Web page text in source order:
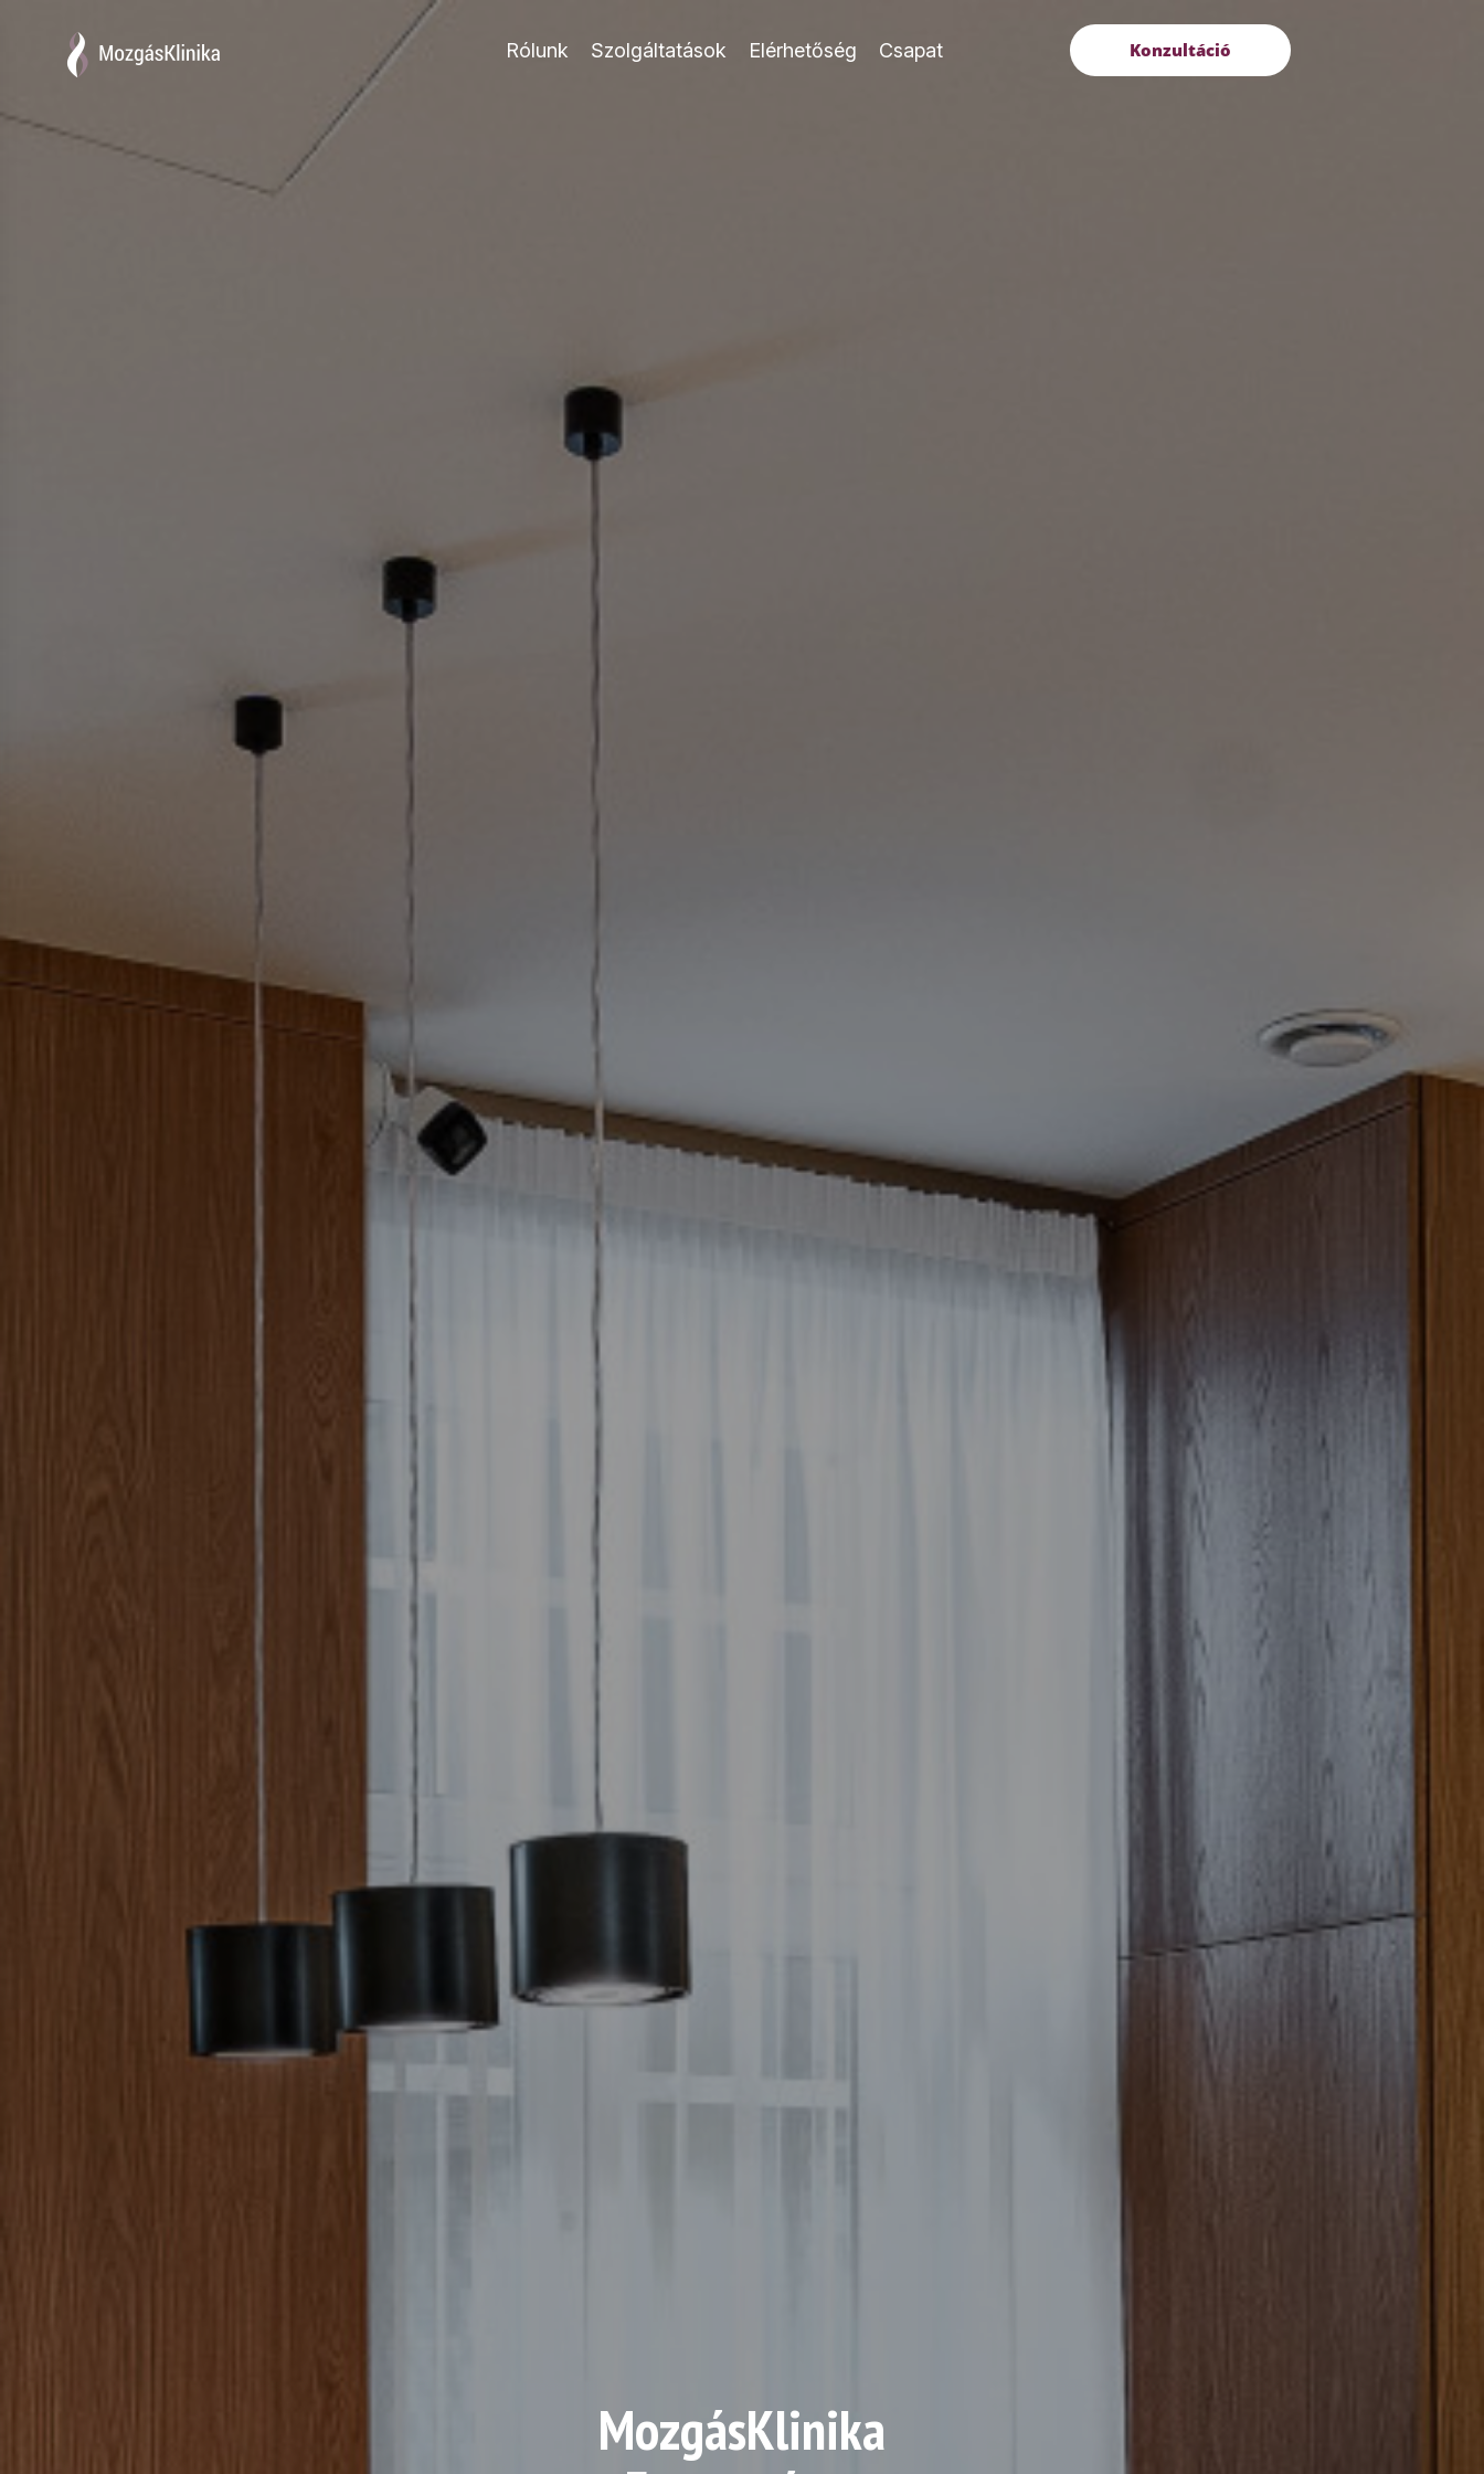
Rólunk Szolgáltatások Elérhetőség Csapat Konzultáció
MozgásKlinika